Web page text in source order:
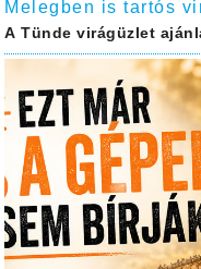
Melegben is tartós
A Tünde virágüzlet